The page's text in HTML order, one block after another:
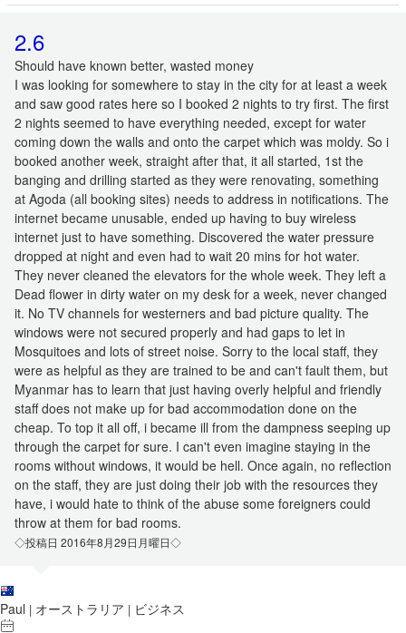
2.6
Should have known better, wasted money
I was looking for somewhere to stay in the city for at least a week
and saw good rates here so I booked 2 nights to try first. The first
2 nights seemed to have everything needed, except for water
coming down the walls and onto the carpet which was moldy. So i
booked another week, straight after that, it all started, 1st the
banging and drilling started as they were renovating, something
at Agoda (all booking sites) needs to address in notifications. The
internet became unusable, ended up having to buy wireless
internet just to have something. Discovered the water pressure
dropped at night and even had to wait 20 mins for hot water.
They never cleaned the elevators for the whole week. They left a
Dead flower in dirty water on my desk for a week, never changed
it. No TV channels for westerners and bad picture quality. The
windows were not secured properly and had gaps to let in
Mosquitoes and lots of street noise. Sorry to the local staff, they
were as helpful as they are trained to be and can't fault them, but
Myanmar has to learn that just having overly helpful and friendly
staff does not make up for bad accommodation done on the
cheap. To top it all off, i became ill from the dampness seeping up
through the carpet for sure. I can't even imagine staying in the
rooms without windows, it would be hell. Once again, no reflection
on the staff, they are just doing their job with the resources they
have, i would hate to think of the abuse some foreigners could
throw at them for bad rooms.
◇投稿日 2016年8月29日月曜日◇
Paul | オーストラリア | ビジネス